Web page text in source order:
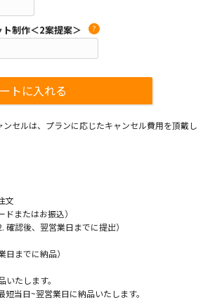
制作＜2案提案＞ ?
ンセルは、プランに応じたキャンセル費用を頂戴し
文
またはお振込）
確認後、翌営業日までに提出）
日までに納品）
たします。
当日~翌営業日に納品いたします。